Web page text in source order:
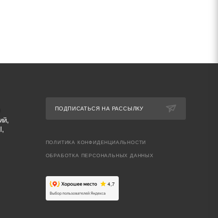
ПОДПИСАТЬСЯ НА РАССЫЛКУ
ПОЛИТИКА КОНФИДЕНЦИАЛЬНОСТИ
ОБРАБОТКА ПЕРСОНАЛЬНЫХ ДАННЫХ